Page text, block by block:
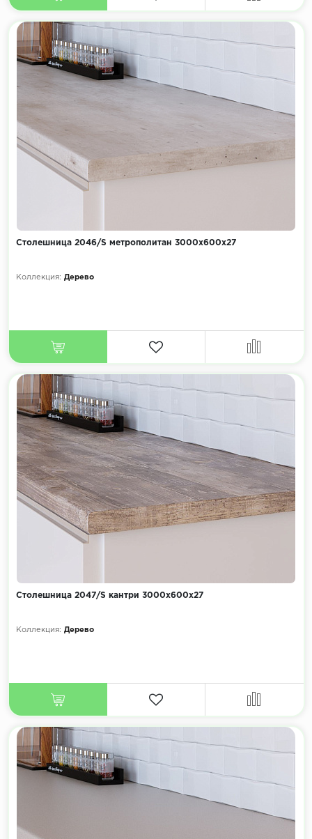
Столешница 2046/S метрополитан 3000х600х27
Коллекция: Дерево
Столешница 2047/S кантри 3000х600х27
Коллекция: Дерево